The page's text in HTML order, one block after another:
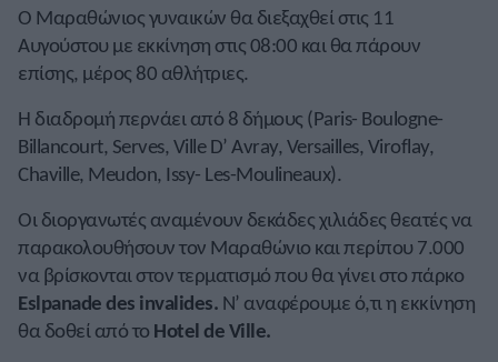
Ο Μαραθώνιος γυναικών θα διεξαχθεί στις 11
Αυγούστου με εκκίνηση στις 08:00 και θα πάρουν
επίσης, μέρος 80 αθλήτριες.
Η διαδρομή περνάει από 8 δήμους (Paris- Boulogne-
Billancourt, Serves, Ville D’ Avray, Versailles, Viroflay,
Chaville, Meudon, Issy- Les-Moulineaux).
Οι διοργανωτές αναμένουν δεκάδες χιλιάδες θεατές να
παρακολουθήσουν τον Μαραθώνιο και περίπου 7.000
να βρίσκονται στον τερματισμό που θα γίνει στο πάρκο
Eslpanade des invalides. Ν’ αναφέρουμε ό,τι η εκκίνηση
θα δοθεί από το Hotel de Ville.